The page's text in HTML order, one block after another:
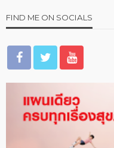
FIND ME ON SOCIALS